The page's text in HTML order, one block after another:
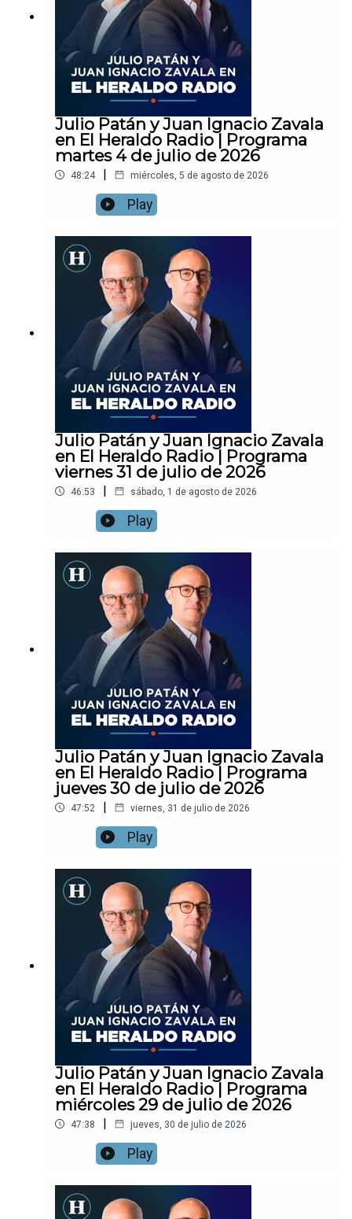
Julio Patán y Juan Ignacio Zavala
en El Heraldo Radio | Programa
martes 4 de julio de 2026
48:24 | miércoles, 5 de agosto de 2026
Play
Julio Patán y Juan Ignacio Zavala
en El Heraldo Radio | Programa
viernes 31 de julio de 2026
46:53 | sábado, 1 de agosto de 2026
Play
Julio Patán y Juan Ignacio Zavala
en El Heraldo Radio | Programa
jueves 30 de julio de 2026
47:52 | viernes, 31 de julio de 2026
Play
Julio Patán y Juan Ignacio Zavala
en El Heraldo Radio | Programa
miércoles 29 de julio de 2026
47:38 | jueves, 30 de julio de 2026
Play